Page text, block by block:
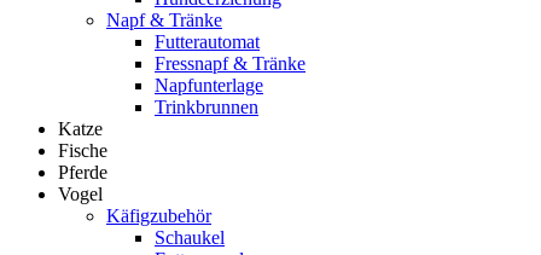
Napf & Tränke
Futterautomat
Fressnapf & Tränke
Napfunterlage
Trinkbrunnen
Katze
Fische
Pferde
Vogel
Käfigzubehör
Schaukel